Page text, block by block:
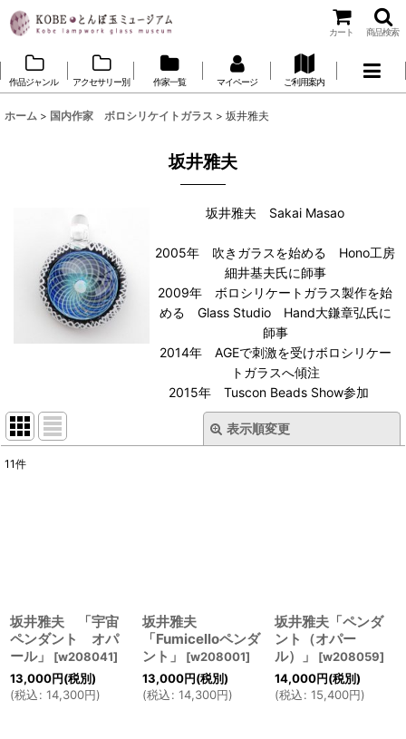
カート 商品検索
作品ジャンル アクセサリー別 作家一覧 マイページ ご利用案内
ホーム > 国内作家 ボロシリケイトガラス > 坂井雅夫
坂井雅夫
坂井雅夫 Sakai Masao
2005年 吹きガラスを始める Hono工房
細井基夫氏に師事
2009年 ボロシリケートガラス製作を始
める Glass Studio Hand大鎌章弘氏に
師事
2014年 AGEで刺激を受けボロシリケー
トガラスへ傾注
2015年 Tuscon Beads Show参加
表示順変更
11件
坂井雅夫 「宇宙
ペンダント オパ
ール」
[w208041]
13,000円(税別)
(税込: 14,300円)
坂井雅夫
「Fumicelloペンダ
ント」
[w208001]
13,000円(税別)
(税込: 14,300円)
坂井雅夫「ペンダ
ント（オパー
ル）」
[w208059]
14,000円(税別)
(税込: 15,400円)